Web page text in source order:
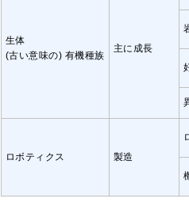
生体
(古い意味の) 有機種族
主に成長
ロボティクス 製造